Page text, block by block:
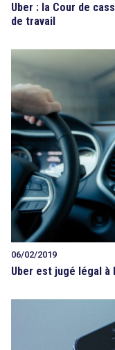
Uber : la Cour de
de travail
06/02/2019
Uber est jugé légal à